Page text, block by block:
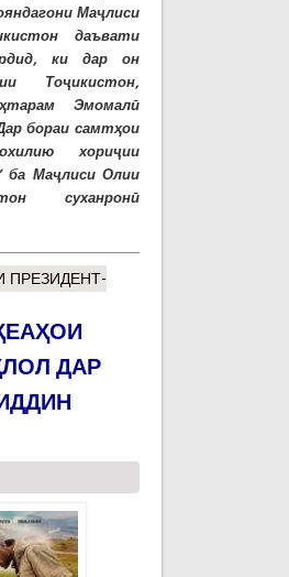
Маҷлиси
даъвати
ки дар он
Тоҷикистон,
Эмомалӣ
бораи самтҳои
хориҷии
ба Маҷлиси Олии
суханронӣ
ПРЕЗИДЕНТ-
ДАР